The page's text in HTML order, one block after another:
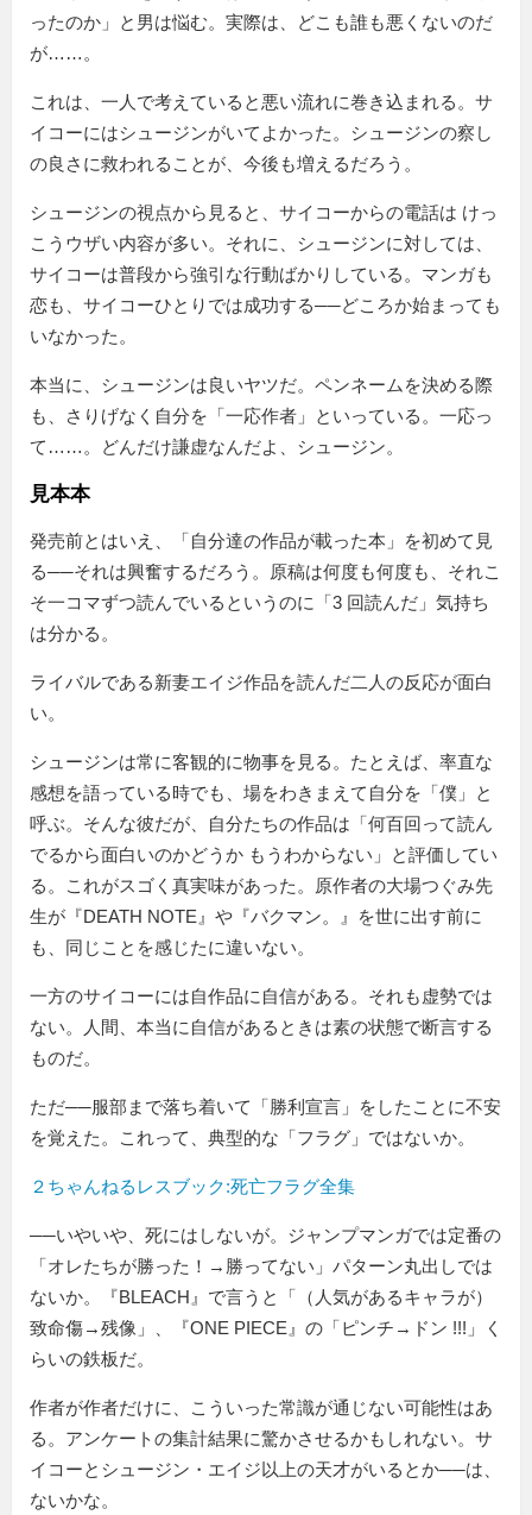
ったのか」と男は悩む。実際は、どこも誰も悪くないのだ
が……。
これは、一人で考えていると悪い流れに巻き込まれる。サ
イコーにはシュージンがいてよかった。シュージンの察し
の良さに救われることが、今後も増えるだろう。
シュージンの視点から見ると、サイコーからの電話は けっ
こうウザい内容が多い。それに、シュージンに対しては、
サイコーは普段から強引な行動ばかりしている。マンガも
恋も、サイコーひとりでは成功する──どころか始まっても
いなかった。
本当に、シュージンは良いヤツだ。ペンネームを決める際
も、さりげなく自分を
一応作者
といっている。一応っ
て……。どんだけ謙虚なんだよ、シュージン。
見本本
発売前とはいえ、 自分達の作品が載った本
を初めて見
る──それは興奮するだろう。原稿は何度も何度も、それこ
そ一コマずつ読んでいるというのに
3 回読んだ
気持ち
は分かる。
ライバルである新妻エイジ作品を読んだ二人の反応が面白
い。
シュージンは常に客観的に物事を見る。たとえば、率直な
感想を語っている時でも、場をわきまえて自分を「僕」と
呼ぶ。そんな彼だが、自分たちの作品は
何百回って読ん
でるから面白いのかどうか もうわからない
と評価してい
る。これがスゴく真実味があった。原作者の大場つぐみ先
生が『DEATH NOTE』や『バクマン。』を世に出す前に
も、同じことを感じたに違いない。
一方のサイコーには自作品に自信がある。それも虚勢では
ない。人間、本当に自信があるときは素の状態で断言する
ものだ。
ただ──服部まで落ち着いて「勝利宣言」をしたことに不安
を覚えた。これって、典型的な「フラグ」ではないか。
２ちゃんねるレスブック:死亡フラグ全集
──いやいや、死にはしないが。ジャンプマンガでは定番の
「オレたちが勝った！→勝ってない」パターン丸出しでは
ないか。『BLEACH』で言うと「（人気があるキャラが）
致命傷→残像」、『ONE PIECE』の「ピンチ→ドン !!!」く
らいの鉄板だ。
作者が作者だけに、こういった常識が通じない可能性はあ
る。アンケートの集計結果に驚かさせるかもしれない。サ
イコーとシュージン・エイジ以上の天才がいるとか──は、
ないかな。